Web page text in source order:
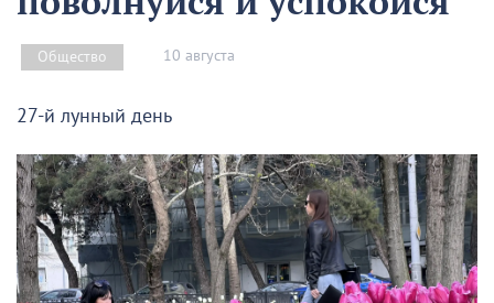
Общество 10 августа
27-й лунный день